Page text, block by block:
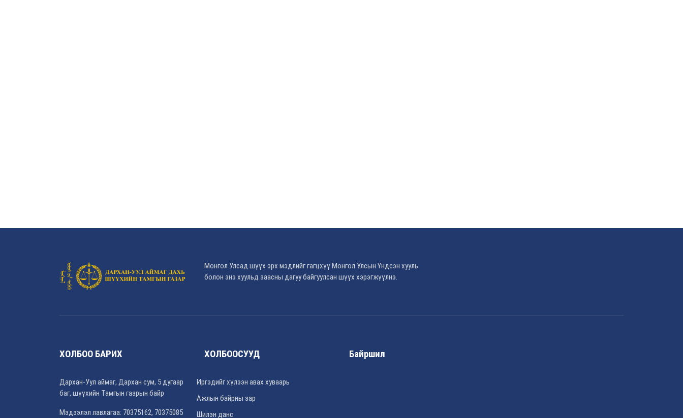
Монгол Улсад шүүх эрх мэдлийг гагцхүү Монгол Улсын Үндсэн хууль
болон энэ хуульд заасны дагуу байгуулсан шүүх хэрэгжүүлнэ.
ХОЛБОО БАРИХ
Дархан-Уул аймаг, Дархан сум, 5 дугаар
баг, шүүхийн Тамгын газрын байр
Мэдээлэл лавлагаа: 70375162, 70375085
ХОЛБООСУУД
Иргэдийг хүлээн авах хуваарь
Ажлын байрны зар
Шилэн данс
Байршил